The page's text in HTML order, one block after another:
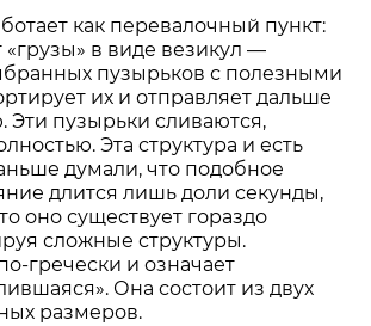
как перевалочный пункт:
в виде везикул —
пузырьков с полезными
их и отправляет дальше
Эти пузырьки сливаются,
Эта структура и есть
думали, что подобное
длится лишь доли секунды,
оно существует гораздо
сложные структуры.
гречески и означает
Она состоит из двух
размеров.